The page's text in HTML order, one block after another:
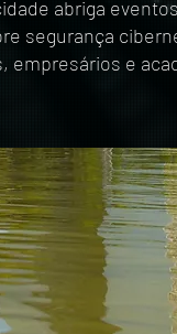
abriga
segurança
empresários e